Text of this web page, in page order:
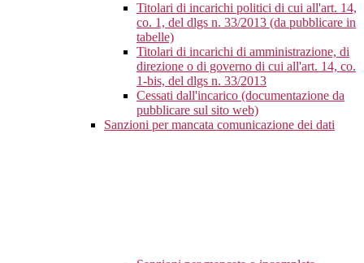
Titolari di incarichi politici di cui all'art. 14,
co. 1, del dlgs n. 33/2013 (da pubblicare in
tabelle)
Titolari di incarichi di amministrazione, di
direzione o di governo di cui all'art. 14, co.
1-bis, del dlgs n. 33/2013
Cessati dall'incarico (documentazione da
pubblicare sul sito web)
Sanzioni per mancata comunicazione dei dati